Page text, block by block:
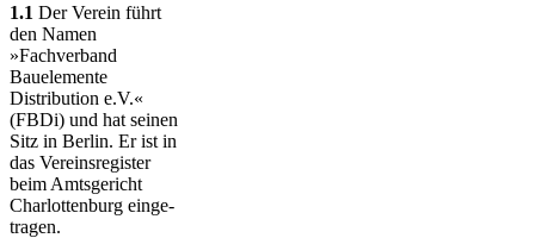
1.1 Der Verein führt
den Namen
»Fachverband
Bauelemente
Distribution e.V.«
(FBDi) und hat seinen
Sitz in Berlin. Er ist in
das Vereins­re­gis­ter
beim Amts­gericht
Charlot­ten­burg ein­ge­
tragen.